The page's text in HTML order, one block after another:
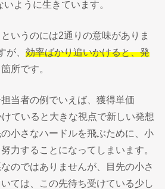
ように生きています。
いうのには2通りの意味がありま
が、効率ばかり追いかけると、発
所です。
当者の例でいえば、獲得単価
けていると大きな視点で新しい発想
小さなハードルを飛ぶために、小
力することになってしまいます。
のではありませんが、目先の小さ
ては、この先待ち受けている少し